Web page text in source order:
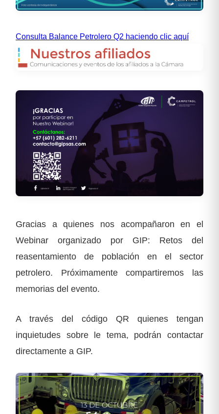
Consulta Balance Petrolero Q2 haciendo clic aquí
Gracias a quienes nos acompañaron en el
Webinar organizado por GIP: Retos del
reasentamiento de población en el sector
petrolero. Próximamente compartiremos las
memorias del evento.
A través del código QR quienes tengan
inquietudes sobre le tema, podrán contactar
directamente a GIP.